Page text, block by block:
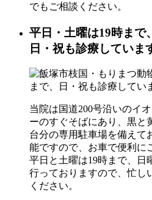
でもご相談ください。
平日・土曜は19時まで、
日・祝も診療していま
当院は国道200号沿いのイ
ーのすぐそばにあり、黒と
台分の専用駐車場を備えて
能ですので、お車で便利に
平日と土曜は19時まで、日
行っておりますので、忙し
ください。